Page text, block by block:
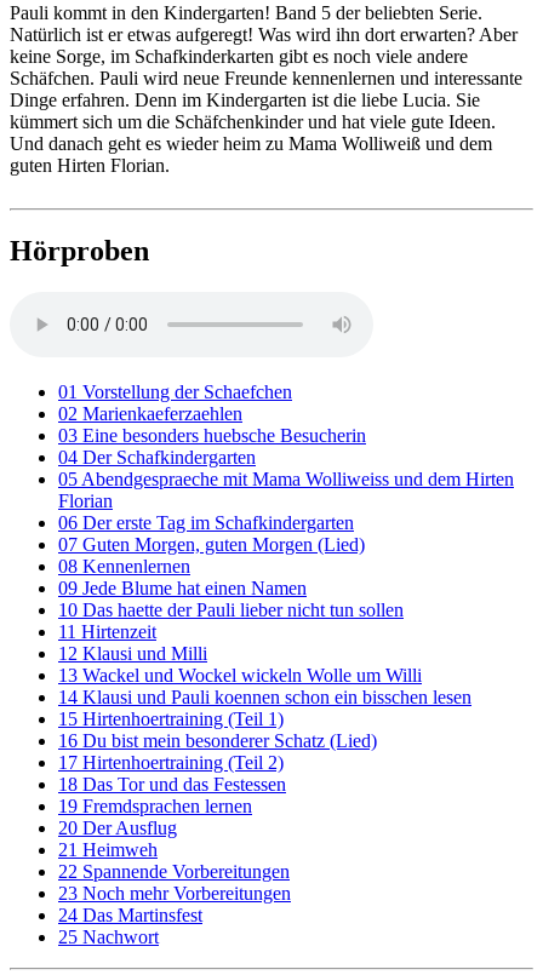
Pauli kommt in den Kindergarten! Band 5 der beliebten Serie.
Natürlich ist er etwas aufgeregt! Was wird ihn dort erwarten? Aber
keine Sorge, im Schafkinderkarten gibt es noch viele andere
Schäfchen. Pauli wird neue Freunde kennenlernen und interessante
Dinge erfahren. Denn im Kindergarten ist die liebe Lucia. Sie
kümmert sich um die Schäfchenkinder und hat viele gute Ideen.
Und danach geht es wieder heim zu Mama Wolliweiß und dem
guten Hirten Florian.
Hörproben
01 Vorstellung der Schaefchen
02 Marienkaeferzaehlen
03 Eine besonders huebsche Besucherin
04 Der Schafkindergarten
05 Abendgespraeche mit Mama Wolliweiss und dem Hirten
Florian
06 Der erste Tag im Schafkindergarten
07 Guten Morgen, guten Morgen (Lied)
08 Kennenlernen
09 Jede Blume hat einen Namen
10 Das haette der Pauli lieber nicht tun sollen
11 Hirtenzeit
12 Klausi und Milli
13 Wackel und Wockel wickeln Wolle um Willi
14 Klausi und Pauli koennen schon ein bisschen lesen
15 Hirtenhoertraining (Teil 1)
16 Du bist mein besonderer Schatz (Lied)
17 Hirtenhoertraining (Teil 2)
18 Das Tor und das Festessen
19 Fremdsprachen lernen
20 Der Ausflug
21 Heimweh
22 Spannende Vorbereitungen
23 Noch mehr Vorbereitungen
24 Das Martinsfest
25 Nachwort